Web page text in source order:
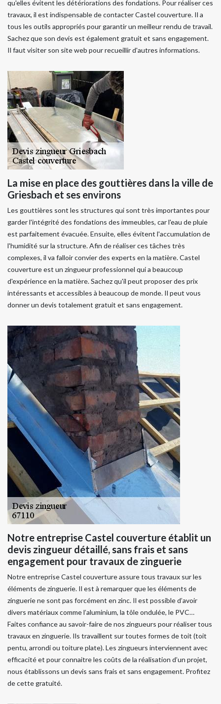
qu'elles évitent les détériorations des fondations. Pour réaliser ces
travaux, il est indispensable de contacter Castel couverture. Il a
tous les outils appropriés pour garantir un meilleur rendu de travail.
Sachez que son devis est également gratuit et sans engagement.
Il faut visiter son site web pour recueillir d'autres informations.
La mise en place des gouttières dans la ville de
Griesbach et ses environs
Les gouttières sont les structures qui sont très importantes pour
garder l'intégrité des fondations des immeubles, car l'eau de pluie
est parfaitement évacuée. Ensuite, elles évitent l'accumulation de
l'humidité sur la structure. Afin de réaliser ces tâches très
complexes, il va falloir convier des experts en la matière. Castel
couverture est un zingueur professionnel qui a beaucoup
d'expérience en la matière. Sachez qu'il peut proposer des prix
intéressants et accessibles à beaucoup de monde. Il peut vous
donner un devis totalement gratuit et sans engagement.
Notre entreprise Castel couverture établit un
devis zingueur détaillé, sans frais et sans
engagement pour travaux de zinguerie
Notre entreprise Castel couverture assure tous travaux sur les
éléments de zinguerie. Il est à remarquer que les éléments de
zinguerie ne sont pas forcément en zinc. Il est possible d’avoir
divers matériaux comme l’aluminium, la tôle ondulée, le PVC…
Faites confiance au savoir-faire de nos zingueurs pour réaliser tous
travaux en zinguerie. Ils travaillent sur toutes formes de toit (toit
pentu, arrondi ou toiture plate). Les zingueurs interviennent avec
efficacité et pour connaitre les coûts de la réalisation d’un projet,
nous établissons un devis sans frais et sans engagement. Profitez
de cette gratuité.